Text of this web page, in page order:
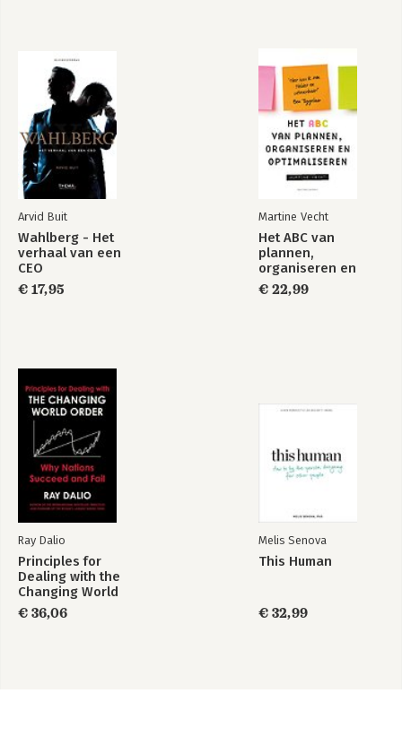
Arvid Buit
Wahlberg - Het
verhaal van een
CEO
€ 17,95
Martine Vecht
Het ABC van
plannen,
organiseren en
optimaliseren
€ 22,99
Ray Dalio
Principles for
Dealing with the
Changing World
Order
€ 36,06
Melis Senova
This Human
€ 32,99